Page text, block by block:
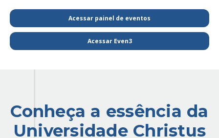
PE Projeto de Reabilitação Funcional
PE - SAIBA MAIS E FIQUE POR DENTRO DA
FISIOTERAPIA
Acessar painel de eventos
Acessar Even3
Conheça a essência da
Universidade Christus